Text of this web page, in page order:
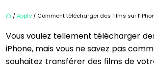
/Apple / Comment télécharger des films sur
Vous voulez tellement télécharger
iPhone, mais vous ne savez pas
souhaitez transférer des films de